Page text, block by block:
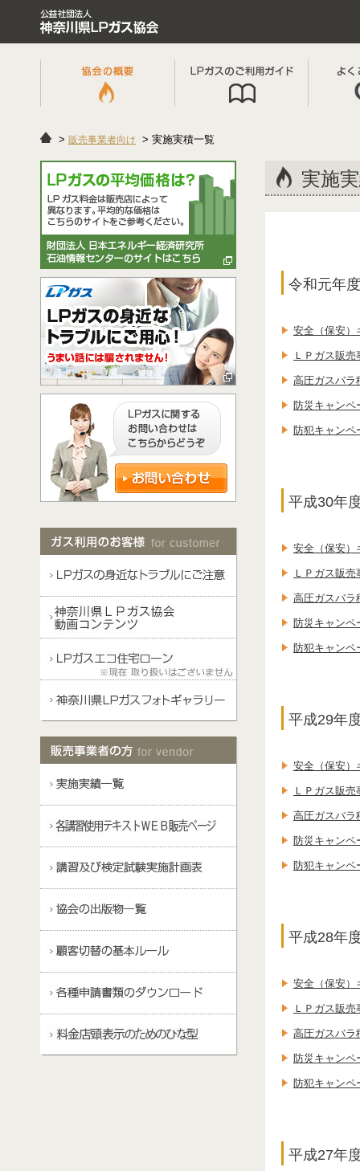
販売事業者向け 実施実積一覧
実施
令和元年
安全（保安）
ＬＰガス販
高圧ガスバラ
防災キャンペ
防犯キャンペ
平成30年
安全（保安）
ＬＰガス販
高圧ガスバラ
防災キャンペ
防犯キャンペ
平成29年
安全（保安）
ＬＰガス販
高圧ガスバラ
防災キャンペ
防犯キャンペ
平成28年
安全（保安）
ＬＰガス販
高圧ガスバラ
防災キャンペ
防犯キャンペ
平成27年